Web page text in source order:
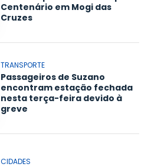
Centenário em Mogi das
Cruzes
TRANSPORTE
Passageiros de Suzano
encontram estação fechada
nesta terça-feira devido à
greve
CIDADES